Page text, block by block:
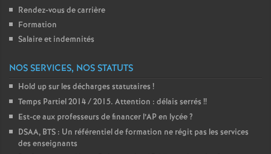
T
o
u
Rendez-vous de carrière
Formation
Salaire et indemnités
NOS SERVICES, NOS STATUTS
Hold up sur les décharges statutaires !
Temps Partiel 2014 / 2015. Attention : délais serrés !!
Est-ce aux professeurs de financer l’AP en lycée?
DSAA, BTS : Un référentiel de formation ne régit pas les services
des enseignants